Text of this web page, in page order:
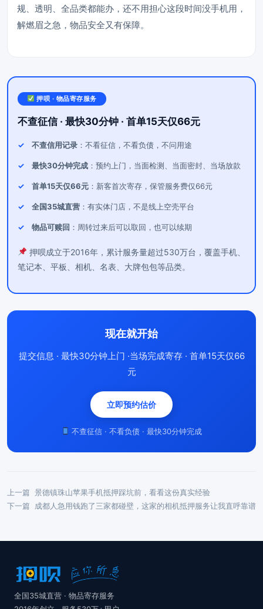
规、透明、全品类都能办，还不用担心这段时间没手机用，
解燃眉之急，物品安全又有保障。
押呗 · 物品寄存服务
不查征信 · 最快30分钟 · 首单15天仅66元
不查信用记录 ：不看征信，不看负债，不问用途
最快30分钟完成 ：预约上门，当面检测、当面密封、当场放款
首单15天仅66元 ：新客首次寄存，保管服务费仅66元
全国35城直营 ：有实体门店，不是线上空壳平台
物品可赎回 ：周转过来后可以取回，也可以续期
押呗成立于2016年，累计服务量超过530万台，覆盖手机、
笔记本、平板、相机、名表、大牌包包等品类。
现在就开始
提交信息 · 最快30分钟上门 ·当场完成寄存 · 首单15天仅66
元
立即预约估价
不查征信 · 不看负债 · 最快30分钟完成
上一篇 景德镇珠山苹果手机抵押踩坑前，看看这份真实经验
下一篇
成都人急用钱跑了三家都碰壁，这家的相机抵押服务让我直呼靠谱
全国35城直营 · 物品寄存服务